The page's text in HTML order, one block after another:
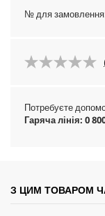
№ для
Потребуєте
Гаряча лінія: 0
З ЦИМ ТОВАРОМ